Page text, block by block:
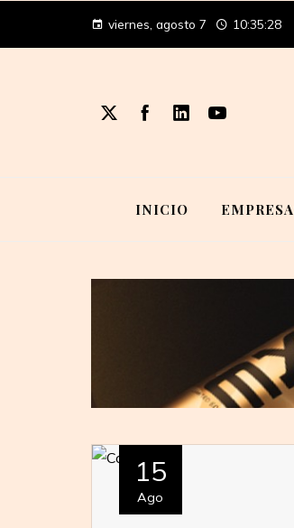
viernes, agosto 7 10:35:28
INICIO
15
Ago